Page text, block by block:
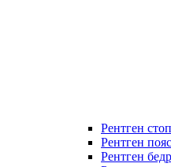
Рентген
Рентген
Рентген